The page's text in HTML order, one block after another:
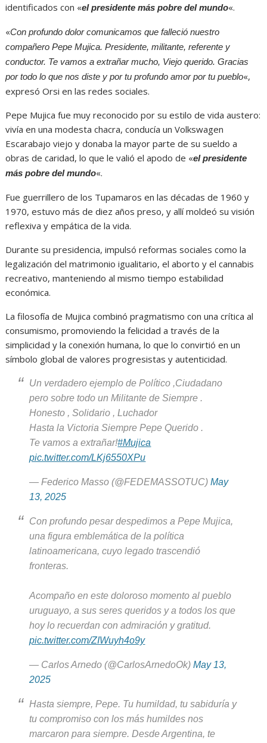
identificados con «el presidente más pobre del mundo«.
«Con profundo dolor comunicamos que falleció nuestro
compañero Pepe Mujica. Presidente, militante, referente y
conductor. Te vamos a extrañar mucho, Viejo querido. Gracias
por todo lo que nos diste y por tu profundo amor por tu pueblo«,
expresó Orsi en las redes sociales.
Pepe Mujica fue muy reconocido por su estilo de vida austero:
vivía en una modesta chacra, conducía un Volkswagen
Escarabajo viejo y donaba la mayor parte de su sueldo a
obras de caridad, lo que le valió el apodo de «el presidente
más pobre del mundo«.
Fue guerrillero de los Tupamaros en las décadas de 1960 y
1970, estuvo más de diez años preso, y allí moldeó su visión
reflexiva y empática de la vida.
Durante su presidencia, impulsó reformas sociales como la
legalización del matrimonio igualitario, el aborto y el cannabis
recreativo, manteniendo al mismo tiempo estabilidad
económica.
La filosofía de Mujica combinó pragmatismo con una crítica al
consumismo, promoviendo la felicidad a través de la
simplicidad y la conexión humana, lo que lo convirtió en un
símbolo global de valores progresistas y autenticidad.
Un verdadero ejemplo de Político ,Ciudadano
pero sobre todo un Militante de Siempre .
Honesto , Solidario , Luchador
Hasta la Victoria Siempre Pepe Querido .
Te vamos a extrañar!#Mujica
pic.twitter.com/LKj6550XPu
— Federico Masso (@FEDEMASSOTUC)May
13, 2025
Con profundo pesar despedimos a Pepe Mujica,
una figura emblemática de la política
latinoamericana, cuyo legado trascendió
fronteras.
Acompaño en este doloroso momento al pueblo
uruguayo, a sus seres queridos y a todos los que
hoy lo recuerdan con admiración y gratitud.
pic.twitter.com/ZIWuyh4o9y
— Carlos Arnedo (@CarlosArnedoOk)May 13,
2025
Hasta siempre, Pepe. Tu humildad, tu sabiduría y
tu compromiso con los más humildes nos
marcaron para siempre. Desde Argentina, te